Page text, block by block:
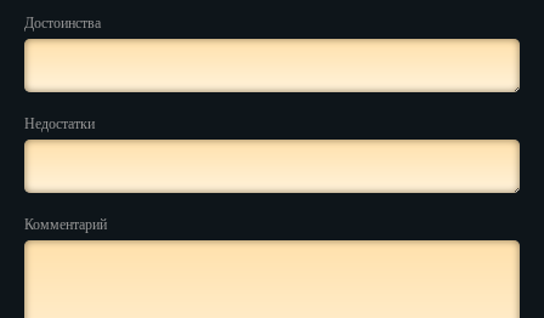
Набережные Челны
Назрань
Достоинства
Недостатки
Комментарий